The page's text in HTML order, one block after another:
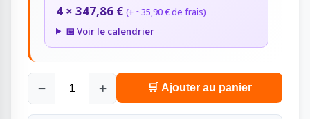
4 × 347,86 € (+ ~35,90 € de frais)
📅 Voir le calendrier
− + 🛒 Ajouter au panier